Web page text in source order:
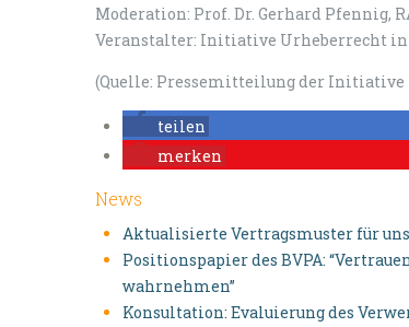
Moderation: Prof. Dr. Gerhard Pfennig,
Veranstalter: Initiative Urheberrecht
(Quelle: Pressemitteilung der Initiative
teilen
merken
News
Aktualisierte Vertragsmuster für
Positionspapier des BVPA:
wahrnehmen”
Konsultation: Evaluierung des